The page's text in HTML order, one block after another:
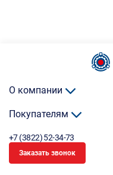
О компании
Покупателям
+7 (3822) 52-34-73
Заказать звонок